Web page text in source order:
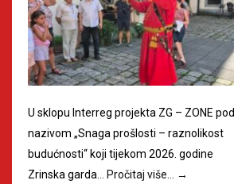
U sklopu Interreg projekta ZG – ZONE pod
nazivom „Snaga prošlosti – raznolikost
budućnosti“ koji tijekom 2026. godine
Zrinska garda…
Pročitaj više… →